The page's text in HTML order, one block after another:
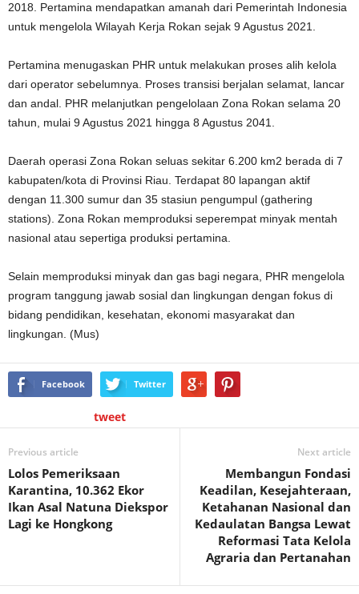
2018. Pertamina mendapatkan amanah dari Pemerintah Indonesia
untuk mengelola Wilayah Kerja Rokan sejak 9 Agustus 2021.
Pertamina menugaskan PHR untuk melakukan proses alih kelola
dari operator sebelumnya. Proses transisi berjalan selamat, lancar
dan andal. PHR melanjutkan pengelolaan Zona Rokan selama 20
tahun, mulai 9 Agustus 2021 hingga 8 Agustus 2041.
Daerah operasi Zona Rokan seluas sekitar 6.200 km2 berada di 7
kabupaten/kota di Provinsi Riau. Terdapat 80 lapangan aktif
dengan 11.300 sumur dan 35 stasiun pengumpul (gathering
stations). Zona Rokan memproduksi seperempat minyak mentah
nasional atau sepertiga produksi pertamina.
Selain memproduksi minyak dan gas bagi negara, PHR mengelola
program tanggung jawab sosial dan lingkungan dengan fokus di
bidang pendidikan, kesehatan, ekonomi masyarakat dan
lingkungan. (Mus)
Facebook Twitter
tweet
Previous article
Lolos Pemeriksaan
Karantina, 10.362 Ekor
Ikan Asal Natuna Diekspor
Lagi ke Hongkong
Next article
Membangun Fondasi
Keadilan, Kesejahteraan,
Ketahanan Nasional dan
Kedaulatan Bangsa Lewat
Reformasi Tata Kelola
Agraria dan Pertanahan